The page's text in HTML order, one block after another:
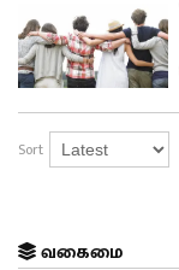
Sort
வகைமை